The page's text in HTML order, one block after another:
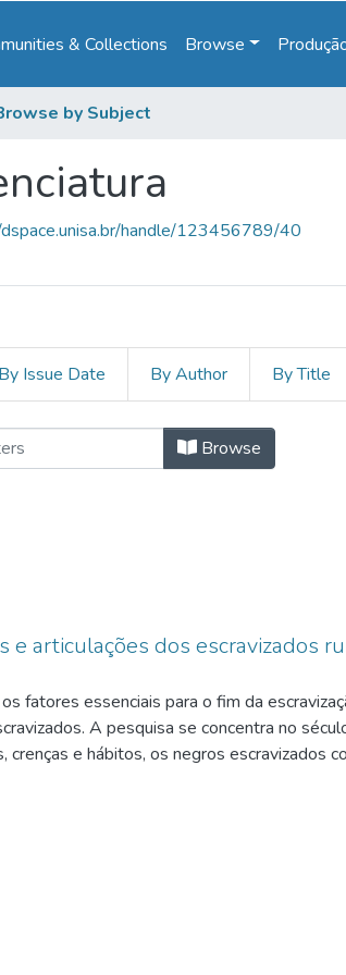
& Collections Browse
by Subject
handle/123456789/40
By Issue Date By Author By Title
by Subject
Browse
articulações dos escravizados
fatores essenciais para o fim da
A pesquisa se concentra no
e hábitos, os negros escravizados
autonomia individual. Paralelamente,